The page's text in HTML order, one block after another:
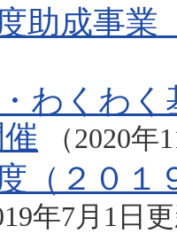
助成事
わくわ
（2020
（２０
年7月1日